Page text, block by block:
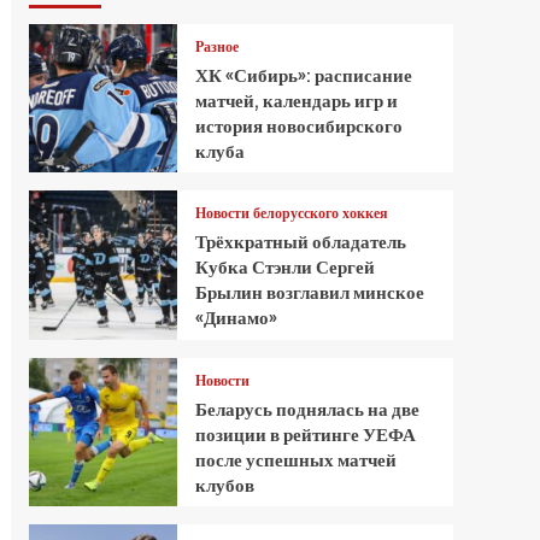
Разное
ХК «Сибирь»: расписание
матчей, календарь игр и
история новосибирского
клуба
Новости белорусского хоккея
Трёхкратный обладатель
Кубка Стэнли Сергей
Брылин возглавил минское
«Динамо»
Новости
Беларусь поднялась на две
позиции в рейтинге УЕФА
после успешных матчей
клубов